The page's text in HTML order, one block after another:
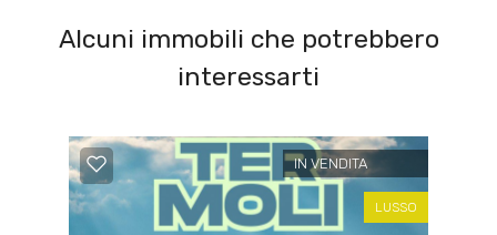
Alcuni immobili che potrebbero
interessarti
IN VENDITA
LUSSO